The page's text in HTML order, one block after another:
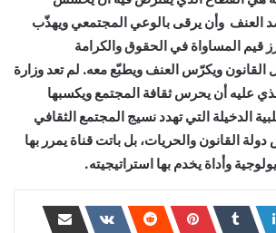
العنف وأن يرقى بالوعي المجتمعي ويهذّب
قيم المساواة في الحقوق والكرامة
القانون ويكرّس العنف ويطبّع معه. لم تعد وزارة
عليه أن يحرس ثقافة المجتمع ويكسبها
الدخيلة التي تهدد نسيج المجتمع الثقافي
القانون والحريات، بل باتت قناة يمرر بها
وأداة يخدم بها استراتيجيته.